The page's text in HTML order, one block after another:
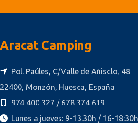
Aracat Camping
Pol. Paúles, C/Valle de Añisclo, 48
22400, Monzón, Huesca, España
974 400 327 / 678 374 619
Lunes a jueves: 9-13.30h / 16-18:30h